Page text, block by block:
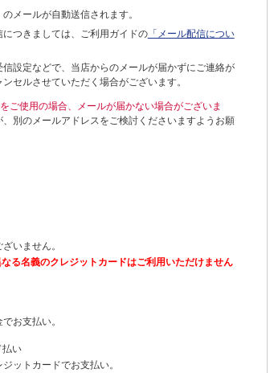
メールが自動送信されます。
つきましては、ご利用ガイドの「メール配信につい
設定などで、当店からのメールが届かずにご連絡が
セルさせていただく場合がございます。
ご使用の場合、メールが届かない場合がございま
別のメールアドレスをご検討くださいますようお願
いません。
る名義のクレジットカードはご利用いただけません
お支払い。
い
ットカードでお支払い。